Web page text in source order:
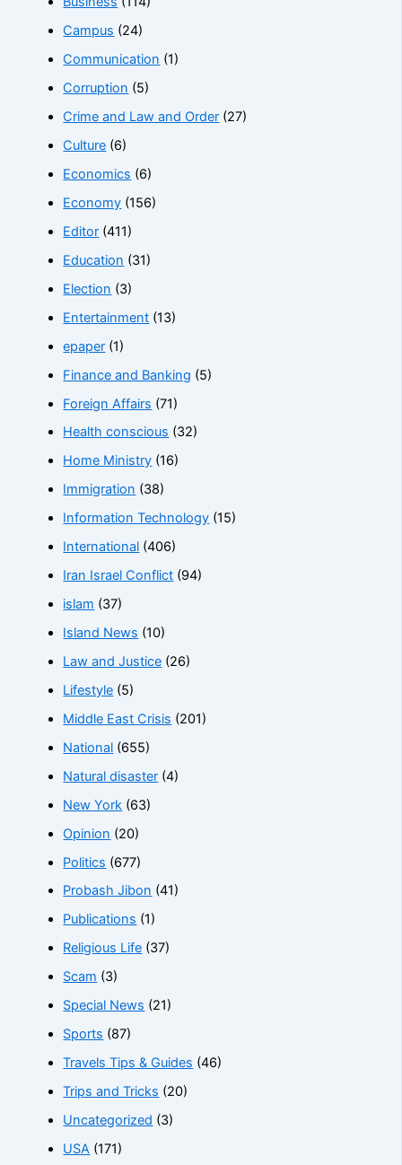
Campus (24)
Communication (1)
Corruption (5)
Crime and Law and Order (27)
Culture (6)
Economics (6)
Economy (156)
Editor (411)
Education (31)
Election (3)
Entertainment (13)
epaper (1)
Finance and Banking (5)
Foreign Affairs (71)
Health conscious (32)
Home Ministry (16)
Immigration (38)
Information Technology (15)
International (406)
Iran Israel Conflict (94)
islam (37)
Island News (10)
Law and Justice (26)
Lifestyle (5)
Middle East Crisis (201)
National (655)
Natural disaster (4)
New York (63)
Opinion (20)
Politics (677)
Probash Jibon (41)
Publications (1)
Religious Life (37)
Scam (3)
Special News (21)
Sports (87)
Travels Tips & Guides (46)
Trips and Tricks (20)
Uncategorized (3)
USA (171)